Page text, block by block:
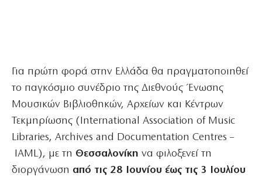
Για πρώτη φορά στην Ελλάδα θα πραγματοποιηθεί
το παγκόσμιο συνέδριο της Διεθνούς Ένωσης
Μουσικών Βιβλιοθηκών, Αρχείων και Κέντρων
Τεκμηρίωσης (International Association of Music
Libraries, Archives and Documentation Centres –
IAML), με τη Θεσσαλονίκη να φιλοξενεί τη
διοργάνωση από τις 28 Ιουνίου έως τις 3 Ιουλίου